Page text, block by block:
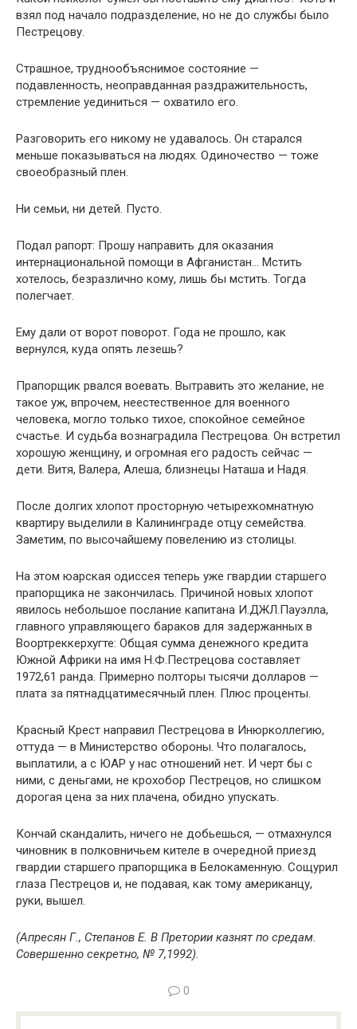
взял под начало подразделение, но не до службы было
Пестрецову.
Страшное, труднообъяснимое состояние —
подавленность, неоправданная раздражительность,
стремление уединиться — охватило его.
Разговорить его никому не удавалось. Он старался
меньше показываться на людях. Одиночество — тоже
своеобразный плен.
Ни семьи, ни детей. Пусто.
Подал рапорт: Прошу направить для оказания
интернациональной помощи в Афганистан… Мстить
хотелось, безразлично кому, лишь бы мстить. Тогда
полегчает.
Ему дали от ворот поворот. Года не прошло, как
вернулся, куда опять лезешь?
Прапорщик рвался воевать. Вытравить это желание, не
такое уж, впрочем, неестественное для военного
человека, могло только тихое, спокойное семейное
счастье. И судьба вознаградила Пестрецова. Он встретил
хорошую женщину, и огромная его радость сейчас —
дети. Витя, Валера, Алеша, близнецы Наташа и Надя.
После долгих хлопот просторную четырехкомнатную
квартиру выделили в Калининграде отцу семейства.
Заметим, по высочайшему повелению из столицы.
На этом юарская одиссея теперь уже гвардии старшего
прапорщика не закончилась. Причиной новых хлопот
явилось небольшое послание капитана И.ДЖЛ.Пауэлла,
главного управляющего бараков для задержанных в
Воортреккерхугте: Общая сумма денежного кредита
Южной Африки на имя Н.Ф.Пестрецова составляет
1972,61 ранда. Примерно полторы тысячи долларов —
плата за пятнадцатимесячный плен. Плюс проценты.
Красный Крест направил Пестрецова в Инюрколлегию,
оттуда — в Министерство обороны. Что полагалось,
выплатили, а с ЮАР у нас отношений нет. И черт бы с
ними, с деньгами, не крохобор Пестрецов, но слишком
дорогая цена за них плачена, обидно упускать.
Кончай скандалить, ничего не добьешься, — отмахнулся
чиновник в полковничьем кителе в очередной приезд
гвардии старшего прапорщика в Белокаменную. Сощурил
глаза Пестрецов и, не подавая, как тому американцу,
руки, вышел.
(Апресян Г., Степанов Е. В Претории казнят по средам.
Совершенно секретно, № 7,1992).
0